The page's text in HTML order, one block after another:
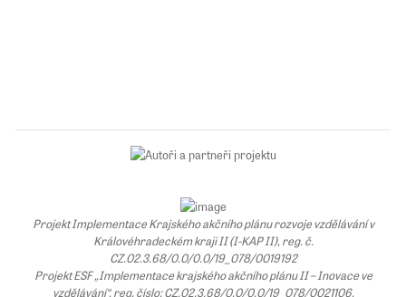
Projekt Implementace Krajského akčního plánu rozvoje vzdělávání v
Královéhradeckém kraji II (I-KAP II), reg. č.
CZ.02.3.68/0.0/0.0/19_078/0019192
Projekt ESF „Implementace krajského akčního plánu II – Inovace ve
vzdělávání“, reg. číslo: CZ.02.3.68/0.0/0.0/19_078/0021106.